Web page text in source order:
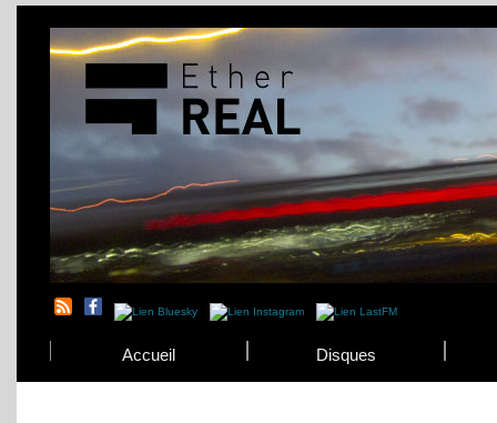
Accueil Disques